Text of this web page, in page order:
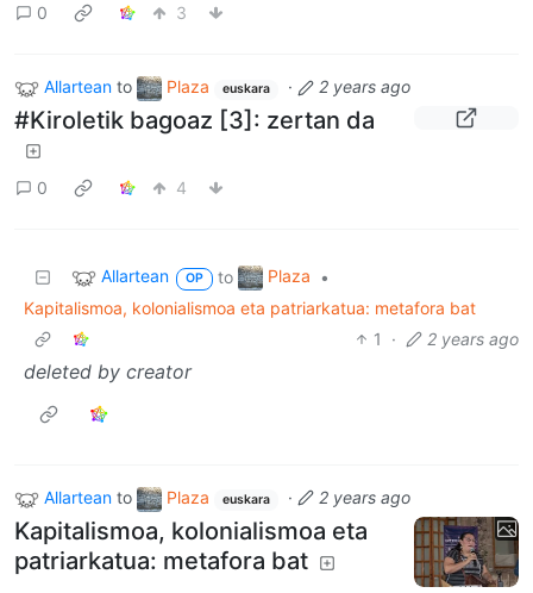
0 3
Allartean to Plaza euskara · 2 years ago
#Kiroletik bagoaz [3]: zertan da
0 4
Allartean OP to Plaza
•
Kapitalismoa, kolonialismoa eta patriarkatua: metafora bat
1
· 2 years ago
deleted by creator
Allartean to Plaza euskara · 2 years ago
Kapitalismoa, kolonialismoa eta
patriarkatua: metafora bat